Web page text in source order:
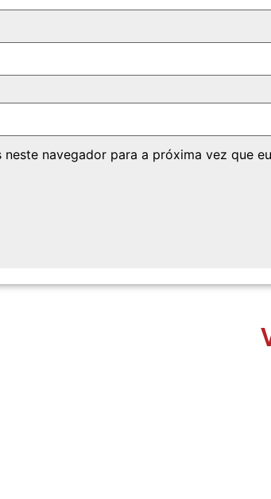
neste navegador para a próxima vez que